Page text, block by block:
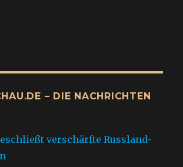
– DIE NACHRICHTEN
verschärfte Russland-